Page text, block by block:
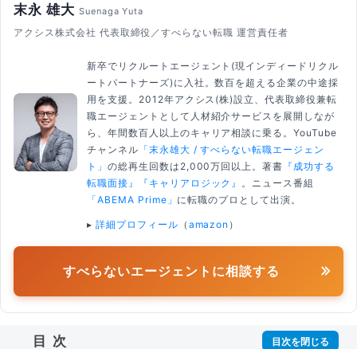
末永 雄大 Suenaga Yuta
アクシス株式会社 代表取締役／すべらない転職 運営責任者
新卒でリクルートエージェント(現インディードリクル
ートパートナーズ)に入社。数百を超える企業の中途採
用を支援。2012年アクシス(株)設立、代表取締役兼転
職エージェントとして人材紹介サービスを展開しなが
ら、年間数百人以上のキャリア相談に乗る。YouTube
チャンネル 「末永雄大 / すべらない転職エージェン
ト」 の総再生回数は2,000万回以上。著書 『成功する
転職面接』
『キャリアロジック』
。ニュース番組
「ABEMA Prime」 に転職のプロとして出演。
▸ 詳細プロフィール （ amazon ）
すべらないエージェントに相談する
目次